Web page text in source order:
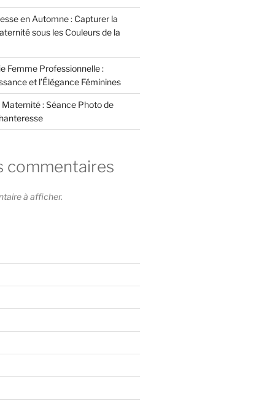
en Automne : Capturer la
sous les Couleurs de la
Femme Professionnelle :
et l’Élégance Féminines
: Séance Photo de
commentaires
à afficher.